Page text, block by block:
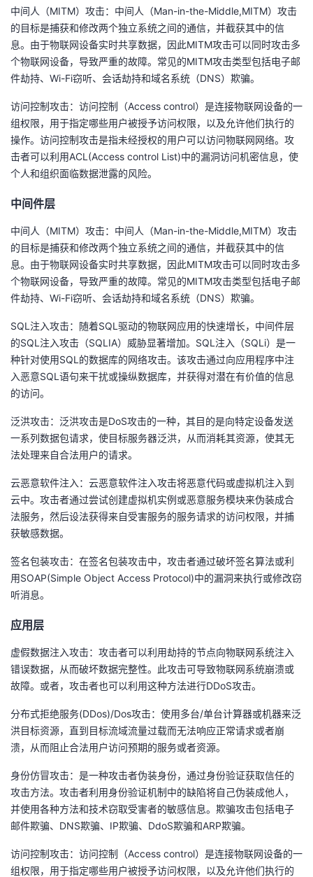
中间人（MITM）攻击：中间人（Man-in-the-Middle,MITM）攻击
的目标是捕获和修改两个独立系统之间的通信，并截获其中的信
息。由于物联网设备实时共享数据，因此MITM攻击可以同时攻击多
个物联网设备，导致严重的故障。常见的MITM攻击类型包括电子邮
件劫持、Wi-Fi窃听、会话劫持和域名系统（DNS）欺骗。
访问控制攻击：访问控制（Access control）是连接物联网设备的一
组权限，用于指定哪些用户被授予访问权限，以及允许他们执行的
操作。访问控制攻击是指未经授权的用户可以访问物联网网络。攻
击者可以利用ACL(Access control List)中的漏洞访问机密信息，使
个人和组织面临数据泄露的风险。
中间件层
中间人（MITM）攻击：中间人（Man-in-the-Middle,MITM）攻击
的目标是捕获和修改两个独立系统之间的通信，并截获其中的信
息。由于物联网设备实时共享数据，因此MITM攻击可以同时攻击多
个物联网设备，导致严重的故障。常见的MITM攻击类型包括电子邮
件劫持、Wi-Fi窃听、会话劫持和域名系统（DNS）欺骗。
SQL注入攻击：随着SQL驱动的物联网应用的快速增长，中间件层
的SQL注入攻击（SQLIA）威胁显著增加。SQL注入（SQLi）是一
种针对使用SQL的数据库的网络攻击。该攻击通过向应用程序中注
入恶意SQL语句来干扰或操纵数据库，并获得对潜在有价值的信息
的访问。
泛洪攻击：泛洪攻击是DoS攻击的一种，其目的是向特定设备发送
一系列数据包请求，使目标服务器泛洪，从而消耗其资源，使其无
法处理来自合法用户的请求。
云恶意软件注入：云恶意软件注入攻击将恶意代码或虚拟机注入到
云中。攻击者通过尝试创建虚拟机实例或恶意服务模块来伪装成合
法服务，然后设法获得来自受害服务的服务请求的访问权限，并捕
获敏感数据。
签名包装攻击：在签名包装攻击中，攻击者通过破坏签名算法或利
用SOAP(Simple Object Access Protocol)中的漏洞来执行或修改窃
听消息。
应用层
虚假数据注入攻击：攻击者可以利用劫持的节点向物联网系统注入
错误数据，从而破坏数据完整性。此攻击可导致物联网系统崩溃或
故障。或者，攻击者也可以利用这种方法进行DDoS攻击。
分布式拒绝服务(DDos)/Dos攻击：使用多台/单台计算器或机器来泛
洪目标资源，直到目标流域流量过载而无法响应正常请求或者崩
溃，从而阻止合法用户访问预期的服务或者资源。
身份仿冒攻击：是一种攻击者伪装身份，通过身份验证获取信任的
攻击方法。攻击者利用身份验证机制中的缺陷将自己伪装成他人，
并使用各种方法和技术窃取受害者的敏感信息。欺骗攻击包括电子
邮件欺骗、DNS欺骗、IP欺骗、DdoS欺骗和ARP欺骗。
访问控制攻击：访问控制（Access control）是连接物联网设备的一
组权限，用于指定哪些用户被授予访问权限，以及允许他们执行的